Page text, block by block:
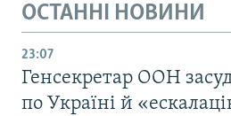
ОСТАННІ НОВИНИ
23:07
Генсекретар ООН
по Україні й